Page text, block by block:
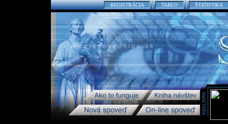
REGISTRÁCIA TABLO ŠTATISTIKA